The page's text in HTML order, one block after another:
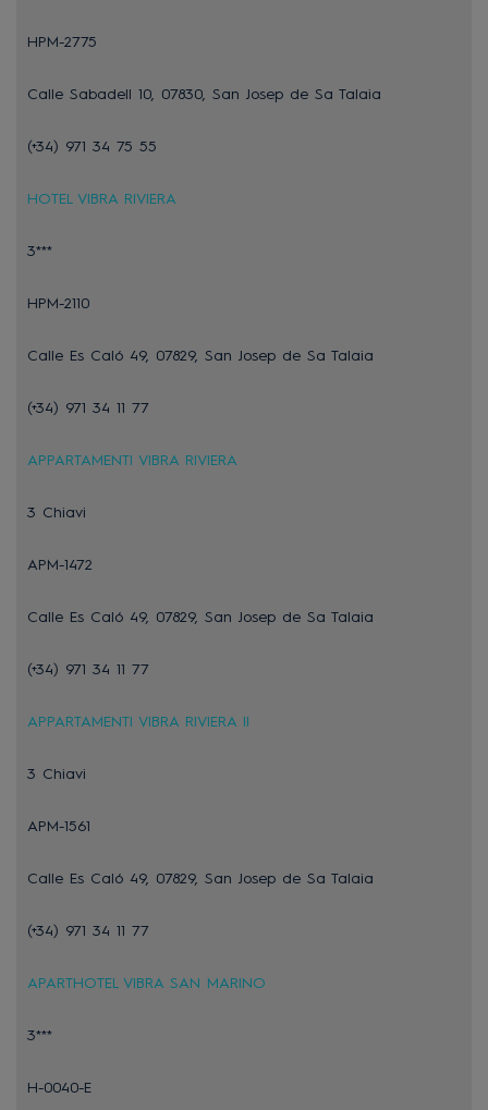
HPM-2775
Calle Sabadell 10, 07830, San Josep de Sa Talaia
(+34) 971 34 75 55
HOTEL VIBRA RIVIERA
3***
HPM-2110
Calle Es Caló 49, 07829, San Josep de Sa Talaia
(+34) 971 34 11 77
APPARTAMENTI VIBRA RIVIERA
3 Chiavi
APM-1472
Calle Es Caló 49, 07829, San Josep de Sa Talaia
(+34) 971 34 11 77
APPARTAMENTI VIBRA RIVIERA II
3 Chiavi
APM-1561
Calle Es Caló 49, 07829, San Josep de Sa Talaia
(+34) 971 34 11 77
APARTHOTEL VIBRA SAN MARINO
3***
H-0040-E